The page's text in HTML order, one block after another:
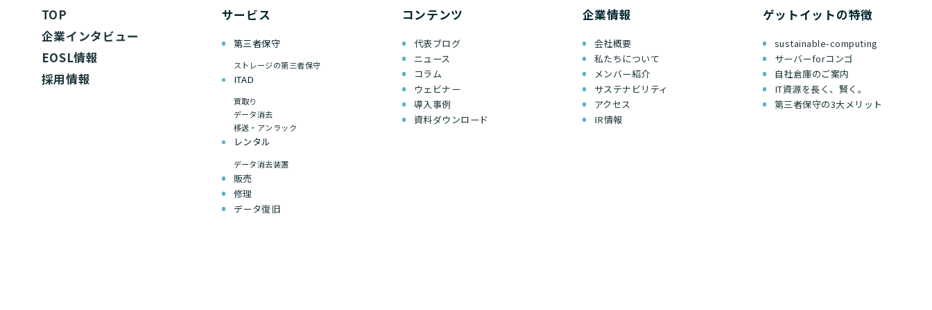
TOP
企業インタビュー
EOSL情報
採用情報
サービス
第三者保守
ストレージの第三者保守
ITAD
買取り
データ消去
移送・アンラック
レンタル
データ消去装置
販売
修理
データ復旧
コンテンツ
代表ブログ
ニュース
コラム
ウェビナー
導入事例
資料ダウンロード
企業情報
会社概要
私たちについて
メンバー紹介
サステナビリティ
アクセス
IR情報
ゲットイットの特徴
sustainable-computing
サーバーforコンゴ
自社倉庫のご案内
IT資源を長く、賢く。
第三者保守の3大メリット